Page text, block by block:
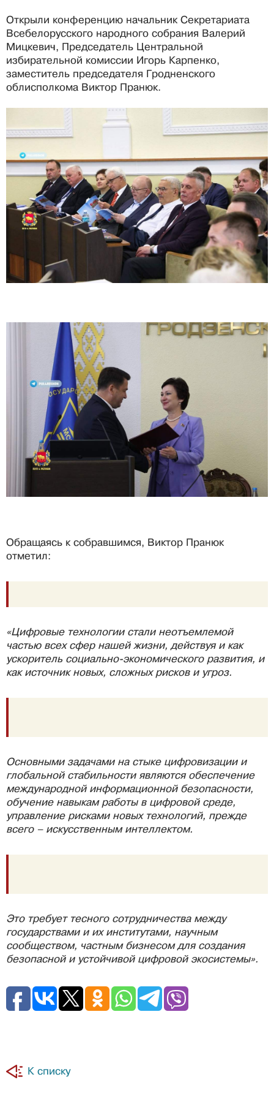
Открыли конференцию начальник Секретариата
Всебелорусского народного собрания Валерий
Мицкевич, Председатель Центральной
избирательной комиссии Игорь Карпенко,
заместитель председателя Гродненского
облисполкома Виктор Пранюк.
Обращаясь к собравшимся, Виктор Пранюк
отметил:
«Цифровые технологии стали неотъемлемой
частью всех сфер нашей жизни, действуя и как
ускоритель социально-экономического развития, и
как источник новых, сложных рисков и угроз.
Основными задачами на стыке цифровизации и
глобальной стабильности являются обеспечение
международной информационной безопасности,
обучение навыкам работы в цифровой среде,
управление рисками новых технологий, прежде
всего – искусственным интеллектом.
Это требует тесного сотрудничества между
государствами и их институтами, научным
сообществом, частным бизнесом для создания
безопасной и устойчивой цифровой экосистемы».
К списку